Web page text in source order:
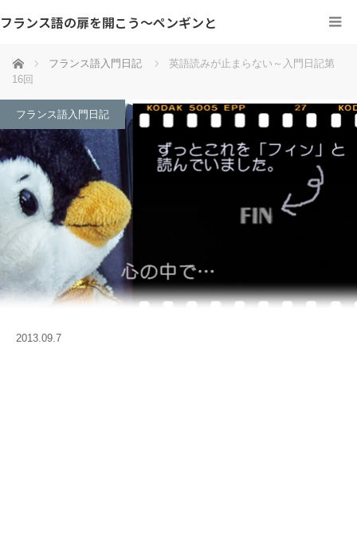
フランス語の扉を開こう～ペンギンと
ホーム フランス語入門日記
英語読みが止まらない～入門日記第
16回
フランス語入門日記
2013.09.7